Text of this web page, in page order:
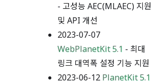
- 고성능 AEC(MLAEC) 지원
및 API 개선
2023-07-07
WebPlanetKit 5.1 - 최대
링크 대역폭 설정 기능 지원
2023-06-12 PlanetKit 5.1